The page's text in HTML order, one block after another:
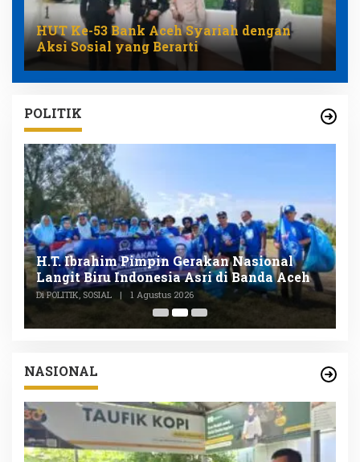
HUT Ke-53 Bank Aceh Syariah dengan
Aksi Sosial yang Berarti
POLITIK
H.T. Ibrahim Pimpin Gerakan Nasional
Langit Biru Indonesia Asri di Banda Aceh
Di POLITIK, SOSIAL | 1 Agustus 2026
NASIONAL